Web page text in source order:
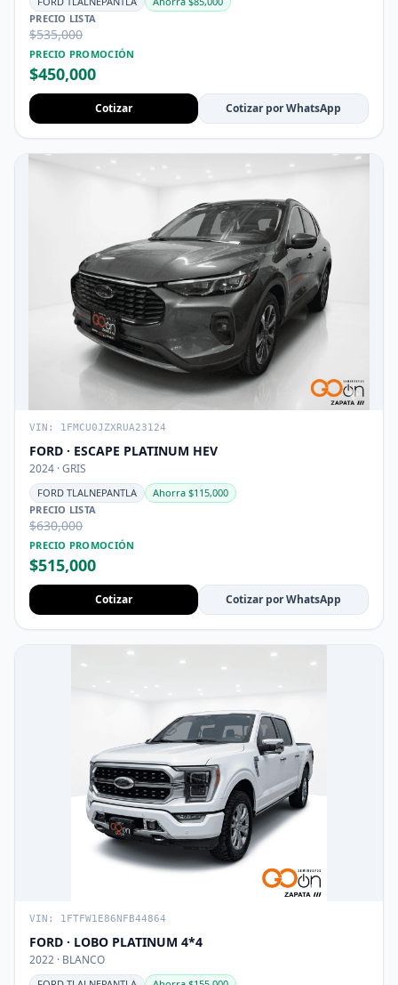
PRECIO LISTA
$535,000
PRECIO PROMOCIÓN
$450,000
Cotizar Cotizar por WhatsApp
VIN: 1FMCU0JZXRUA23124
FORD · ESCAPE PLATINUM HEV
2024 · GRIS
FORD TLALNEPANTLA
Ahorra $115,000
PRECIO LISTA
$630,000
PRECIO PROMOCIÓN
$515,000
Cotizar Cotizar por WhatsApp
VIN: 1FTFW1E86NFB44864
FORD · LOBO PLATINUM 4*4
2022 · BLANCO